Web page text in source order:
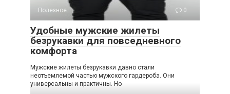
Полезное 0
Удобные мужские жилеты
безрукавки для повседневного
комфорта
Мужские жилеты безрукавки давно стали
неотъемлемой частью мужского гардероба. Они
универсальны и практичны. Но